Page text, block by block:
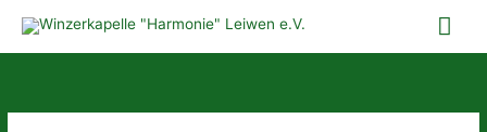
Inhalt
springen